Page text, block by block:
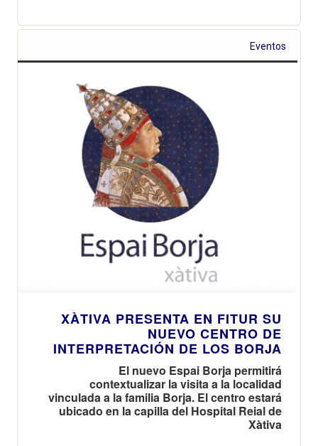
Eventos
XÀTIVA PRESENTA EN FITUR SU
NUEVO CENTRO DE
INTERPRETACIÓN DE LOS BORJA
El nuevo Espai Borja permitirá
contextualizar la visita a la localidad
vinculada a la familia Borja. El centro estará
ubicado en la capilla del Hospital Reial de
Xàtiva